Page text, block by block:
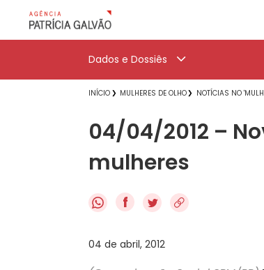
Dados e Dossiês
INÍCIO MULHERES DE OLHO NOTÍCIAS NO
04/04/2012 –
mulheres
f
04 de abril, 2012